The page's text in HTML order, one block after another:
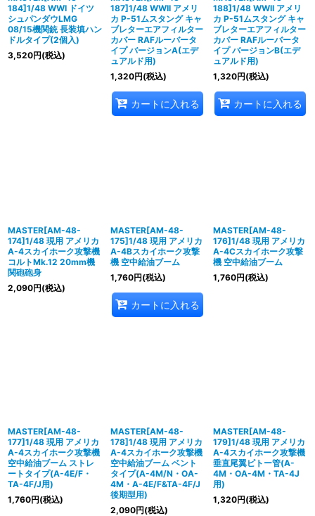
184]1/48 WWI ドイツ
シュパンダウLMG
08/15機関銃 長装填ハン
ドルタイプ(2個入)
3,520円(税込)
187]1/48 WWII アメリ
カ P-51ムスタング キャ
ブレターエアフィルター
カバー RAFルーバータ
イプ バージョンA(エデ
ュアルド用)
1,320円(税込)
カートに入れる
188]1/48 WWII アメリ
カ P-51ムスタング キャ
ブレターエアフィルター
カバー RAFルーバータ
イプ バージョンB(エデ
ュアルド用)
1,320円(税込)
カートに入れる
MASTER[AM-48-
174]1/48 現用 アメリカ
A-4スカイホーク攻撃機
コルトMk.12 20mm機
関砲砲身
2,090円(税込)
MASTER[AM-48-
175]1/48 現用 アメリカ
A-4Bスカイホーク攻撃
機 空中給油ブーム
1,760円(税込)
カートに入れる
MASTER[AM-48-
176]1/48 現用 アメリカ
A-4Cスカイホーク攻撃
機 空中給油ブーム
1,760円(税込)
MASTER[AM-48-
177]1/48 現用 アメリカ
A-4スカイホーク攻撃機
空中給油ブーム ストレ
ートタイプ(A-4E/F・
TA-4F/J用)
1,760円(税込)
MASTER[AM-48-
178]1/48 現用 アメリカ
A-4スカイホーク攻撃機
空中給油ブーム ベント
タイプ(A-4M/N・OA-
4M・A-4E/F&TA-4F/J
後期型用)
2,090円(税込)
MASTER[AM-48-
179]1/48 現用 アメリカ
A-4スカイホーク攻撃機
垂直尾翼ピトー管(A-
4M・OA-4M・TA-4J
用)
1,320円(税込)